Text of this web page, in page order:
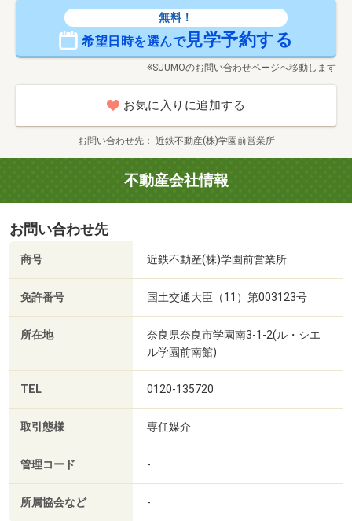
無料！
希望日時を選んで見学予約する
※SUUMOのお問い合わせページへ移動します
お気に入りに追加する
お問い合わせ先 近鉄不動産(株)学園前営業所
不動産会社情報
お問い合わせ先
商号 近鉄不動産(株)学園前営業所
免許番号 国土交通大臣（11）第003123号
所在地
奈良県奈良市学園南3-1-2(ル・シエ
ル学園前南館)
TEL 0120-135720
取引態様 専任媒介
管理コード -
所属協会など -